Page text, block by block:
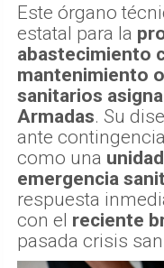
Este órgano
estatal para la
abastecimiento
mantenimiento
sanitarios
Armadas. Su
ante
como una
emergencia
respuesta
con el reciente
pasada crisis